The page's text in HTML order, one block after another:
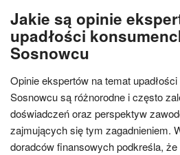
Jakie są opinie
upadłości
Sosnowcu
Opinie ekspertów na temat
Sosnowcu są różnorodne i często
doświadczeń oraz perspektyw
zajmujących się tym zagadnieniem.
doradców finansowych podkreśla,